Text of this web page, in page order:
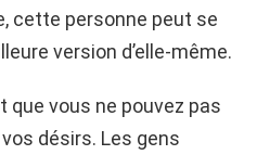
cette personne peut se
version d’elle-même.
que vous ne pouvez pas
désirs. Les gens